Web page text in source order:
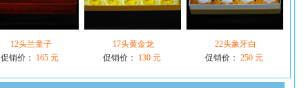
12头兰童子
促销价：
165 元
17头黄金龙
促销价：
130 元
22头象牙白
促销价： 250 元